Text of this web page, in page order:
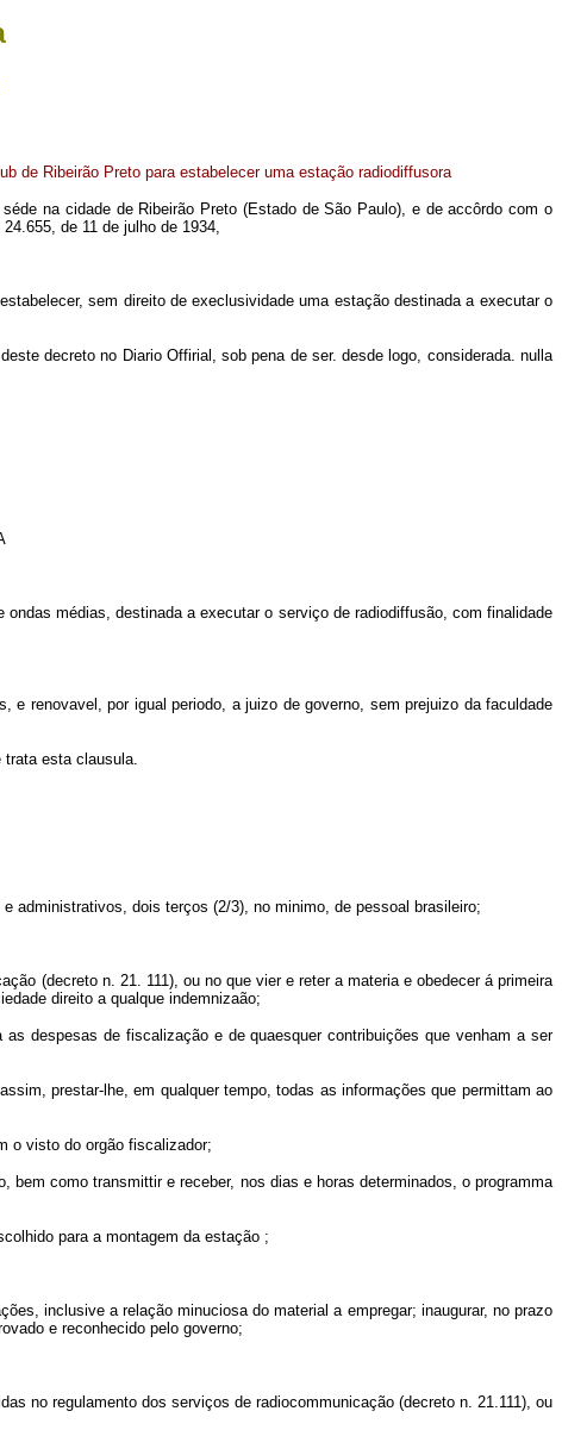
de Ribeirão Preto para estabelecer uma estação radiodiffusora
na cidade de Ribeirão Preto (Estado de São Paulo), e de accôrdo com o
de 11 de julho de 1934,
sem direito de execlusividade uma estação destinada a executar o
decreto no Diario Offirial, sob pena de ser. desde logo, considerada. nulla
médias, destinada a executar o serviço de radiodiffusão, com finalidade
e renovavel, por igual periodo, a juizo de governo, sem prejuizo da faculdade
trata esta clausula.
administrativos, dois terços (2/3), no minimo, de pessoal brasileiro;
(decreto n. 21. 111), ou no que vier e reter a materia e obedecer á primeira
direito a qualque indemnizaão;
despesas de fiscalização e de quaesquer contribuições que venham a ser
prestar-lhe, em qualquer tempo, todas as informações que permittam ao
o visto do orgão fiscalizador;
como transmittir e receber, nos dias e horas determinados, o programma
para a montagem da estação ;
inclusive a relação minuciosa do material a empregar; inaugurar, no prazo
e reconhecido pelo governo;
no regulamento dos serviços de radiocommunicação (decreto n. 21.111), ou